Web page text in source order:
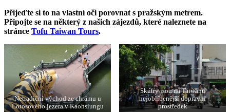
Přijeďte si to na vlastní oči porovnat s pražským metrem.
Připojte se na některý z našich zájezdů, které naleznete na
stránce Tofu Taiwan Tours.
Netradiční východ ze chrámu u
Lotosového jezera v Kaohsiungu
Skútry jsou na Taiwanu
nejoblíbenější dopravní
prostředek